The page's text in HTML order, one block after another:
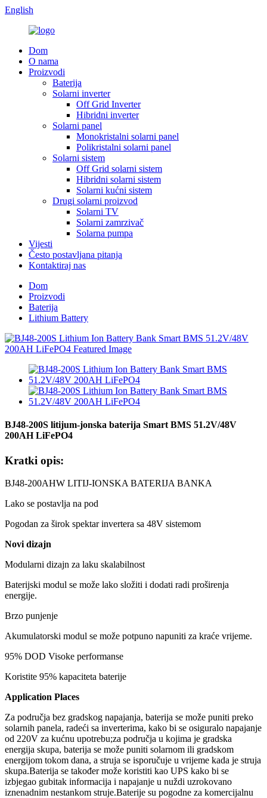
English
Dom
O nama
Proizvodi
Baterija
Solarni inverter
Off Grid Inverter
Hibridni inverter
Solarni panel
Monokristalni solarni panel
Polikristalni solarni panel
Solarni sistem
Off Grid solarni sistem
Hibridni solarni sistem
Solarni kućni sistem
Drugi solarni proizvod
Solarni TV
Solarni zamrzivač
Solarna pumpa
Vijesti
Često postavljana pitanja
Kontaktiraj nas
Dom
Proizvodi
Baterija
Lithium Battery
BJ48-200S litijum-jonska baterija Smart BMS 51.2V/48V
200AH LiFePO4
Kratki opis:
BJ48-200AHW LITIJ-IONSKA BATERIJA BANKA
Lako se postavlja na pod
Pogodan za širok spektar invertera sa 48V sistemom
Novi dizajn
Modularni dizajn za laku skalabilnost
Baterijski modul se može lako složiti i dodati radi proširenja
energije.
Brzo punjenje
Akumulatorski modul se može potpuno napuniti za kraće vrijeme.
95% DOD Visoke performanse
Koristite 95% kapaciteta baterije
Application Places
Za područja bez gradskog napajanja, baterija se može puniti preko
solarnih panela, radeći sa inverterima, kako bi se osiguralo napajanje
od 220V za kućnu upotrebu;za područja u kojima je gradska
energija skupa, baterija se može puniti solarnom ili gradskom
energijom tokom dana, a struja se isporučuje u vrijeme kada je struja
skupa.Baterija se također može koristiti kao UPS kako bi se
izbjegao gubitak informacija i napajanje u nuždi uzrokovano
iznenadnim nestankom struje.Baterije su pogodne za komercijalnu